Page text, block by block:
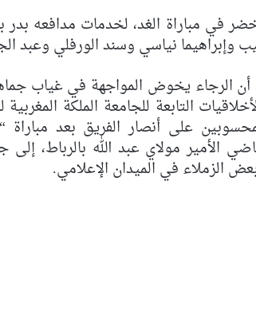
وإبراهيما نياسي وسند الورفلي وعبد
أن الرجاء يخوض المواجهة في غياب
التابعة للجامعة الملكة
على أنصار الفريق بعد مباراة
الأمير مولاي عبد الله بالرباط،
الزملاء في الميدان الإعلامي.